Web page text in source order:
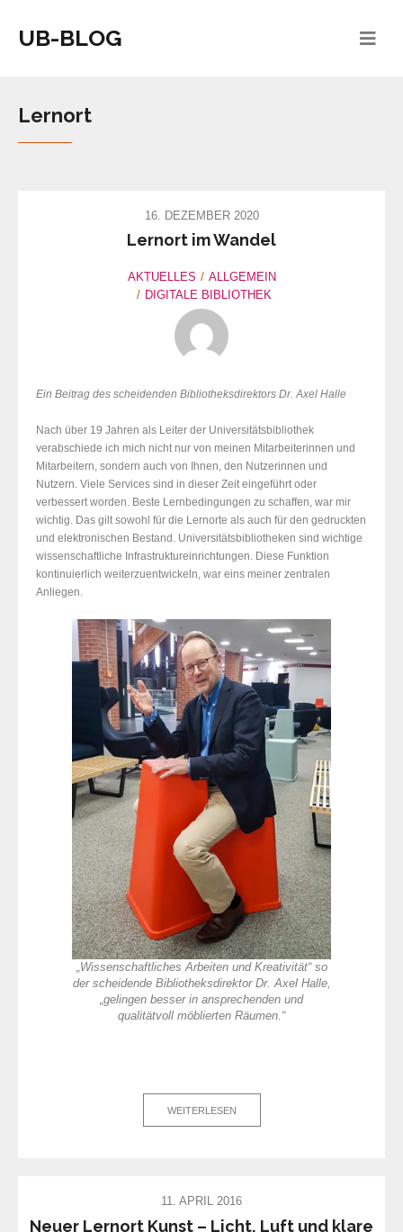
UB-BLOG
Lernort
16. DEZEMBER 2020
Lernort im Wandel
AKTUELLES
ALLGEMEIN
DIGITALE BIBLIOTHEK
Ein Beitrag des scheidenden Bibliotheksdirektors Dr. Axel Halle
Nach über 19 Jahren als Leiter der Universitätsbibliothek
verabschiede ich mich nicht nur von meinen Mitarbeiterinnen und
Mitarbeitern, sondern auch von Ihnen, den Nutzerinnen und
Nutzern. Viele Services sind in dieser Zeit eingeführt oder
verbessert worden. Beste Lernbedingungen zu schaffen, war mir
wichtig. Das gilt sowohl für die Lernorte als auch für den gedruckten
und elektronischen Bestand. Universitätsbibliotheken sind wichtige
wissenschaftliche Infrastruktureinrichtungen. Diese Funktion
kontinuierlich weiterzuentwickeln, war eins meiner zentralen
Anliegen.
„Wissenschaftliches Arbeiten und Kreativität“ so
der scheidende Bibliotheksdirektor Dr. Axel Halle,
„gelingen besser in ansprechenden und
qualitätvoll möblierten Räumen.“
WEITERLESEN
11. APRIL 2016
Neuer Lernort Kunst – Licht, Luft und klare